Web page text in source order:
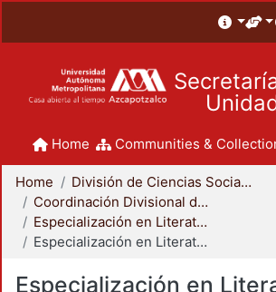
Home Communities &
Home
División de Ciencias Sociales y Humanidades
Coordinación Divisional de Posgrado
Especialización en Literatura Mexicana del Siglo XX
Especialización en Literatura Mexicana del Siglo XX
Especialización en